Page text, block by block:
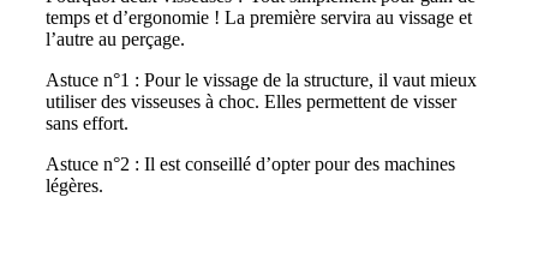
temps et d’ergonomie ! La première servira au vissage et
l’autre au perçage.
Astuce n°1 : Pour le vissage de la structure, il vaut mieux
utiliser des visseuses à choc. Elles permettent de visser
sans effort.
Astuce n°2 : Il est conseillé d’opter pour des machines
légères.